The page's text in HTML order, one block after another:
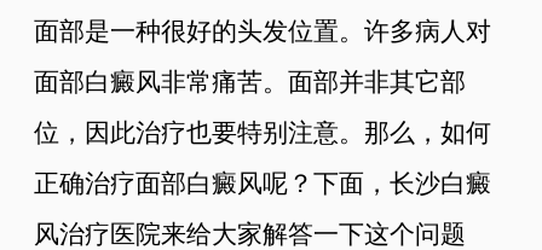
面部是一种很好的头发位置。许多病人对
面部白癜风非常痛苦。面部并非其它部
位，因此治疗也要特别注意。那么，如何
正确治疗面部白癜风呢？下面，长沙白癜
风治疗医院来给大家解答一下这个问题